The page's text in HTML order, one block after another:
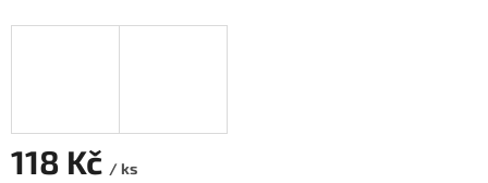
118 Kč / ks